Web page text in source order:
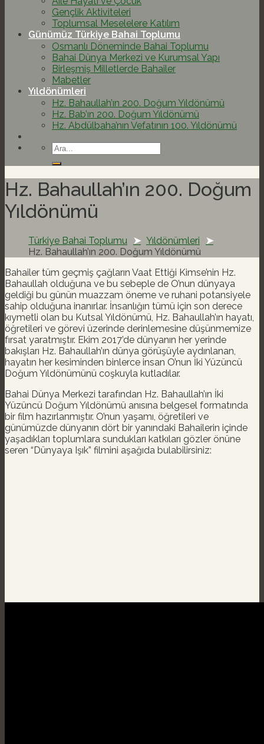
Gençlik Aktiviteleri
Toplumsal Meselelere Katılım
Günümüz Türkiye Bahai Toplumu
Osmanlı Döneminde Bahai Toplumu
Bahai Dünya Merkezi ve Kurumsal Yapı
Birleşmiş Milletlerde Bahailer
Mabetler
Yıldönümleri
Hz. Bahaullah’ın 200. Doğum Yıldönümü
Hz. Bab’ın 200. Doğum Yıldönümü
Hz. Abdülbaha’nın Vefatının 100. Yıldönümü
Hz. Bahaullah’ın 200. Doğum
Yıldönümü
Türkiye Bahai Toplumu
Yıldönümleri
Hz. Bahaullah’ın 200. Doğum Yıldönümü
Bahailer tüm geçmiş çağların Vaat Ettiği Kimse’nin Hz.
Bahaullah olduğuna ve bu sebeple de O’nun dünyaya
geldiği bu günün muazzam öneme ve ruhani potansiyele
sahip olduğuna inanırlar. İnsanlığın tümü için son derece
kıymetli olan bu Kutsal Yıldönümü, Hz. Bahaullah’ın hayatı,
öğretileri ve görevi üzerinde derinlemesine düşünmemize
fırsat yaratmıştır. Ekim 2017’de dünyanın her yerinde
bakışları Hz. Bahaullah’ın dünya görüşüyle aydınlanan,
hayatın her kesiminden binlerce insan O’nun İki Yüzüncü
Doğum Yıldönümünü coşkuyla kutladılar.
Bahai Dünya Merkezi tarafından Hz. Bahaullah’ın İki
Yüzüncü Doğum Yıldönümü anısına belgesel formatında
bir film hazırlanmıştır. O’nun yaşamı, öğretileri ve
günümüzde dünyanın dört bir yanındaki Bahailerin içinde
yaşadıkları toplumlara sundukları katkıları gözler önüne
seren “Dünyaya Işık” filmini aşağıda bulabilirsiniz: